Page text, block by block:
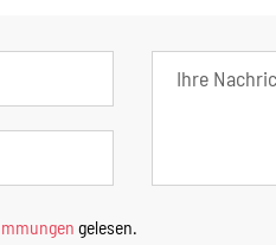
gelesen.